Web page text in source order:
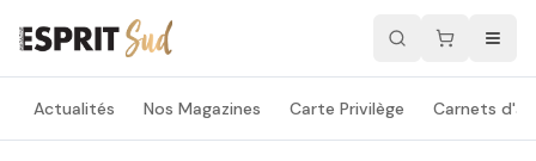
Actualités Nos Magazines Carte Privilège Carnets